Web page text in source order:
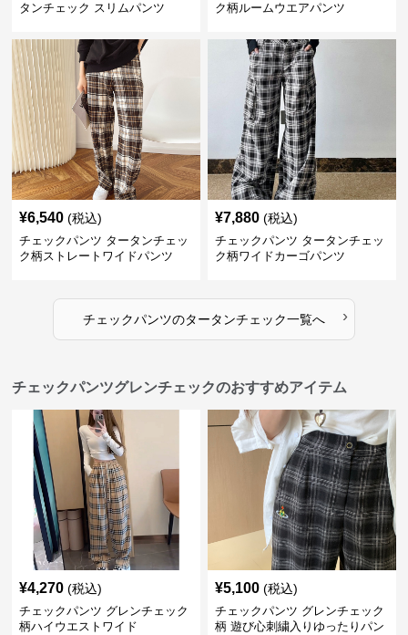
タンチェック スリムパンツ
ク柄ルームウエアパンツ
¥6,540 (税込)
チェックパンツ タータンチェッ
ク柄ストレートワイドパンツ
¥7,880 (税込)
チェックパンツ タータンチェッ
ク柄ワイドカーゴパンツ
チェックパンツのタータンチェック一覧へ ›
チェックパンツグレンチェックのおすすめアイテム
¥4,270 (税込)
チェックパンツ グレンチェック
柄ハイウエストワイド
¥5,100 (税込)
チェックパンツ グレンチェック
柄 遊び心刺繍入りゆったりパン